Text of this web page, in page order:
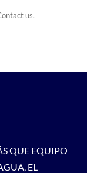
us.
QUE EQUIPO
EL